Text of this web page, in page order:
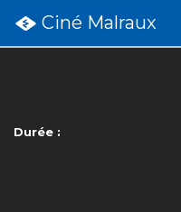
Ciné Malraux
Durée :